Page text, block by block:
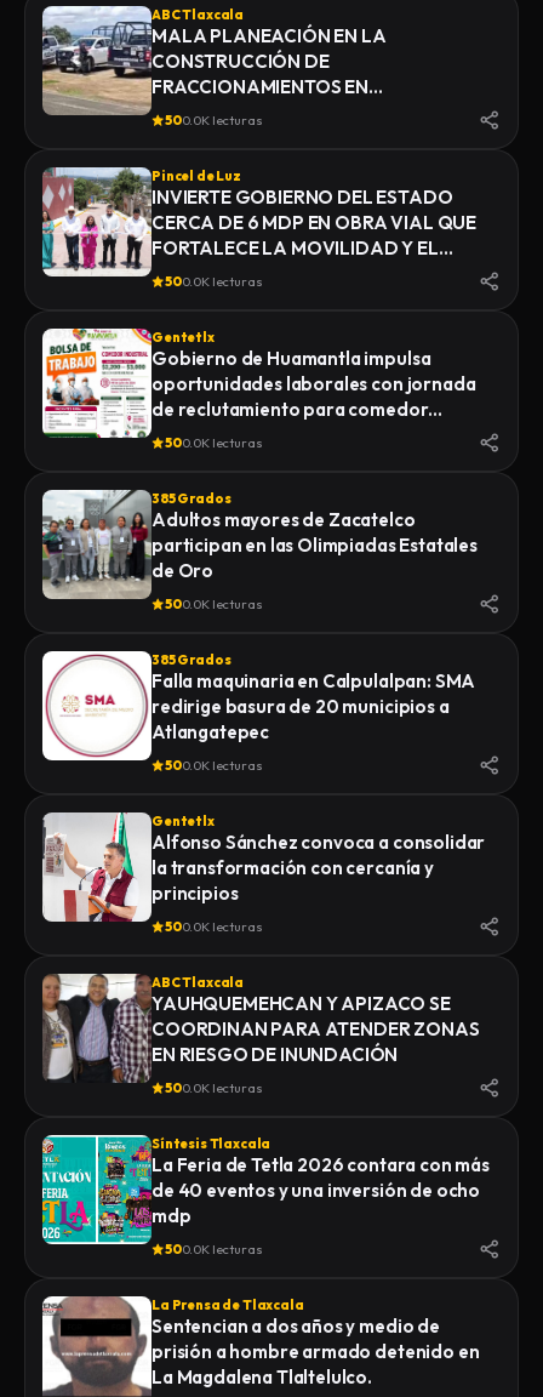
ABC Tlaxcala
MALA PLANEACIÓN EN LA
CONSTRUCCIÓN DE
FRACCIONAMIENTOS EN
YAUHQUEMEHCAN GENERA QUE
500.0K lecturas
Pincel de Luz
INVIERTE GOBIERNO DEL ESTADO
CERCA DE 6 MDP EN OBRA VIAL QUE
FORTALECE LA MOVILIDAD Y EL
DESARROLLO DE YAUHQUEMEHCAN
500.0K lecturas
Gentetlx
Gobierno de Huamantla impulsa
oportunidades laborales con jornada
de reclutamiento para comedor
industrial
500.0K lecturas
385 Grados
Adultos mayores de Zacatelco
participan en las Olimpiadas Estatales
de Oro
500.0K lecturas
385 Grados
Falla maquinaria en Calpulalpan: SMA
redirige basura de 20 municipios a
Atlangatepec
500.0K lecturas
Gentetlx
Alfonso Sánchez convoca a consolidar
la transformación con cercanía y
principios
500.0K lecturas
ABC Tlaxcala
YAUHQUEMEHCAN Y APIZACO SE
COORDINAN PARA ATENDER ZONAS
EN RIESGO DE INUNDACIÓN
500.0K lecturas
Síntesis Tlaxcala
La Feria de Tetla 2026 contara con más
de 40 eventos y una inversión de ocho
mdp
500.0K lecturas
La Prensa de Tlaxcala
Sentencian a dos años y medio de
prisión a hombre armado detenido en
La Magdalena Tlaltelulco.